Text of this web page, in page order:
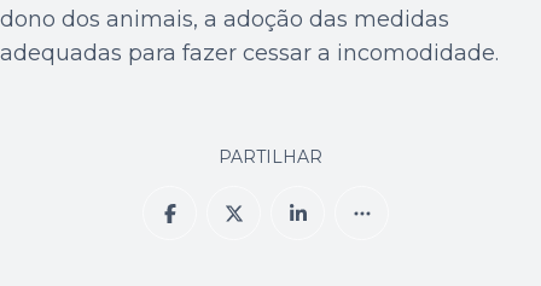
dono dos animais, a adoção das medidas
adequadas para fazer cessar a incomodidade.
PARTILHAR